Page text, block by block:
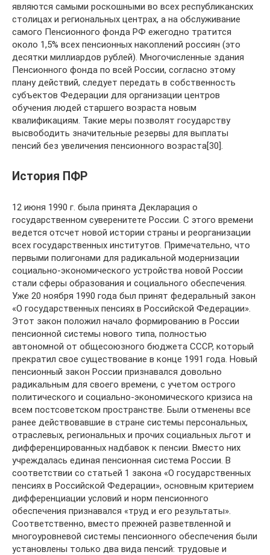
являются самыми роскошными во всех республиканских
столицах и региональных центрах, а на обслуживание
самого Пенсионного фонда РФ ежегодно тратится
около 1,5% всех пенсионных накоплений россиян (это
десятки миллиардов рублей). Многочисленные здания
Пенсионного фонда по всей России, согласно этому
плану действий, следует передать в собственность
субъектов Федерации для организации центров
обучения людей старшего возраста новым
квалификациям. Такие меры позволят государству
высвободить значительные резервы для выплаты
пенсий без увеличения пенсионного возраста[30].
История ПФР
12 июня 1990 г. была принята Декларация о
государственном суверенитете России. С этого времени
ведется отсчет новой истории страны и реорганизации
всех государственных институтов. Примечательно, что
первыми полигонами для радикальной модернизации
социально-экономического устройства новой России
стали сферы образования и социального обеспечения.
Уже 20 ноября 1990 года был принят федеральный закон
«О государственных пенсиях в Российской Федерации».
Этот закон положил начало формированию в России
пенсионной системы нового типа, полностью
автономной от общесоюзного бюджета СССР, который
прекратил свое существование в конце 1991 года. Новый
пенсионный закон России признавался довольно
радикальным для своего времени, с учетом острого
политического и социально-экономического кризиса на
всем постсоветском пространстве. Были отменены все
ранее действовавшие в стране системы персональных,
отраслевых, региональных и прочих социальных льгот и
дифференцированных надбавок к пенсии. Вместо них
учреждалась единая пенсионная система России. В
соответствии со статьей 1 закона «О государственных
пенсиях в Российской Федерации», основным критерием
дифференциации условий и норм пенсионного
обеспечения признавался «труд и его результаты».
Соответственно, вместо прежней разветвленной и
многоуровневой системы пенсионного обеспечения были
установлены только два вида пенсий: трудовые и